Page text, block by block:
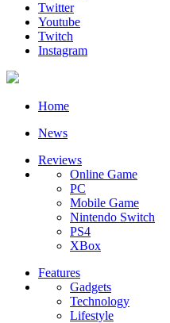
Twitter
Youtube
Twitch
Instagram
Home
News
Reviews
Online Game
PC
Mobile Game
Nintendo Switch
PS4
XBox
Features
Gadgets
Technology
Lifestyle